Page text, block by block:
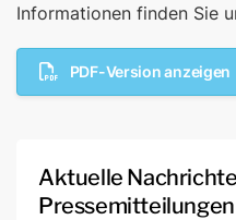
Informationen finden Sie
PDF-Version anzeigen
Aktuelle
Pressemitteilungen